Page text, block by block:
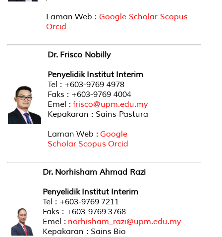
Laman Web : Google Scholar Scopus
Orcid
Dr. Frisco Nobilly
Penyelidik Institut Interim
Tel : +603-9769 4978
Faks : +603-9769 4004
Emel : frisco@upm.edu.my
Kepakaran : Sains Pastura
Laman Web : Google
Scholar Scopus Orcid
Dr. Norhisham Ahmad Razi
Penyelidik Institut Interim
Tel : +603-9769 7211
Faks : +603-9769 3768
Emel : norhisham_razi@upm.edu.my
Kepakaran : Sains Bio